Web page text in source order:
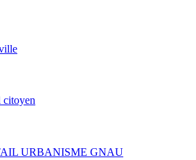
citoyen
URBANISME GNAU